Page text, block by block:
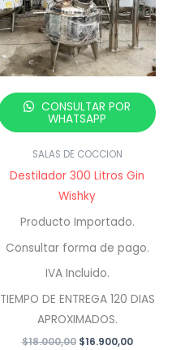
CONSULTAR POR
WHATSAPP
SALAS DE COCCION
Destilador 300 Litros Gin
Wishky
Producto Importado.
Consultar forma de pago.
IVA Incluido.
TIEMPO DE ENTREGA 120 DIAS
APROXIMADOS.
$18.000,00 El
$16.900,00El